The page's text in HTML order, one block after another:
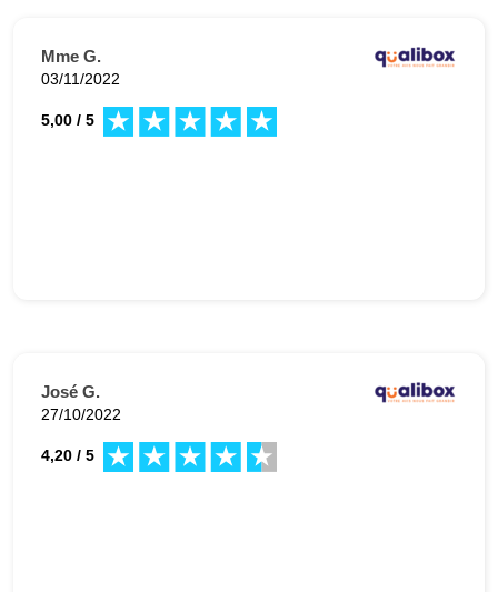
Mme G.
03/11/2022
5,00 / 5
José G.
27/10/2022
4,20 / 5